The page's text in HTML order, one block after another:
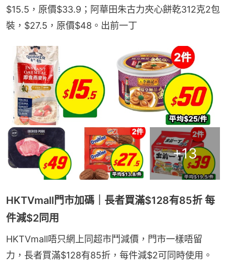
$15.5，原價$33.9；阿華田朱古力夾心餅乾312克2包
裝，$27.5，原價$48。出前一丁
+13
HKTVmall門市加碼｜長者買滿$128有85折 每
件減$2同用
HKTVmall唔只網上同超市鬥減價，門市一樣唔留
力，長者買滿$128有85折，每件減$2可同時使用。